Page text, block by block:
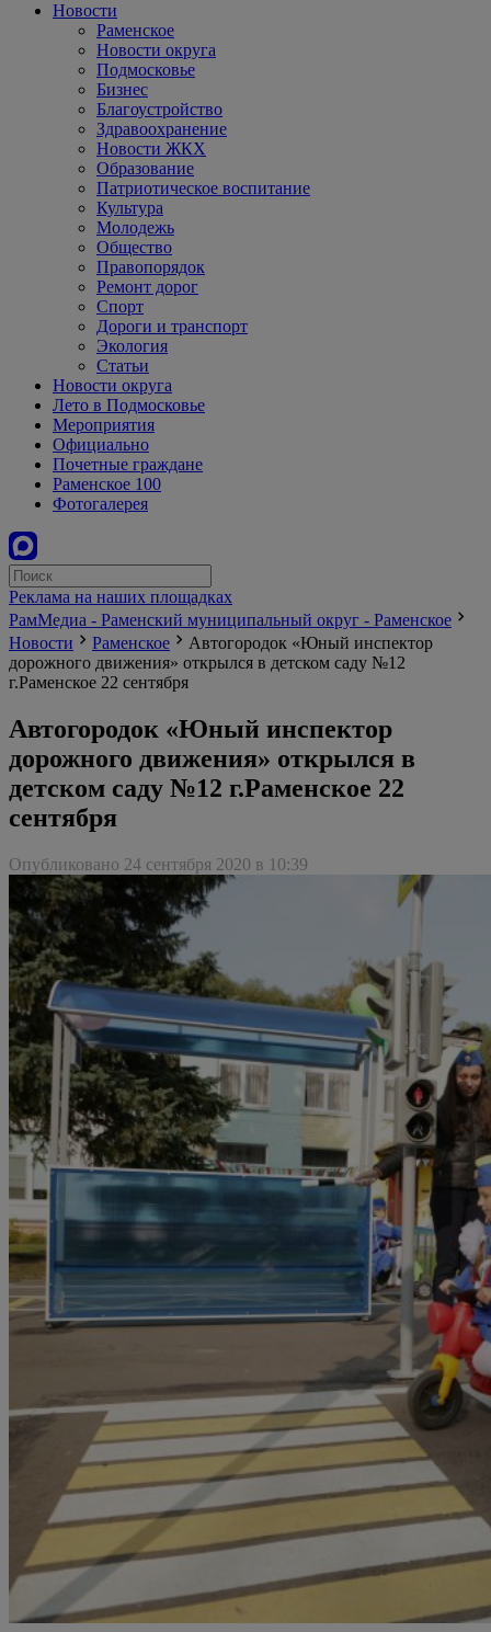
Новости
Раменское
Новости округа
Подмосковье
Бизнес
Благоустройство
Здравоохранение
Новости ЖКХ
Образование
Патриотическое воспитание
Культура
Молодежь
Общество
Правопорядок
Ремонт дорог
Спорт
Дороги и транспорт
Экология
Статьи
Новости округа
Лето в Подмосковье
Мероприятия
Официально
Почетные граждане
Раменское 100
Фотогалерея
Реклама на наших площадках
РамМедиа - Раменский муниципальный округ - Раменское
Новости
Раменское
Автогородок «Юный инспектор
дорожного движения» открылся в детском саду №12
г.Раменское 22 сентября
Автогородок «Юный инспектор
дорожного движения» открылся в
детском саду №12 г.Раменское 22
сентября
Опубликовано 24 сентября 2020 в 10:39